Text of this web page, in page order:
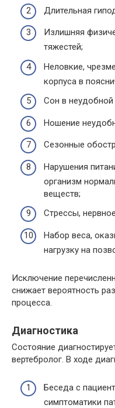
Длительная
Излишняя
тяжестей;
Неловкие,
корпуса в
Сон в неудобной
Ношение
Сезонные
Нарушения
организм
веществ;
Стрессы,
Набор веса,
нагрузку на
Исключение
снижает вероятность
процесса.
Диагностика
Состояние
вертебролог. В ходе
Беседа с
симптоматики